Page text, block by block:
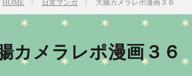
HOME 日常マンガ 大腸カメラレポ漫画３６
カメラレポ漫画３６